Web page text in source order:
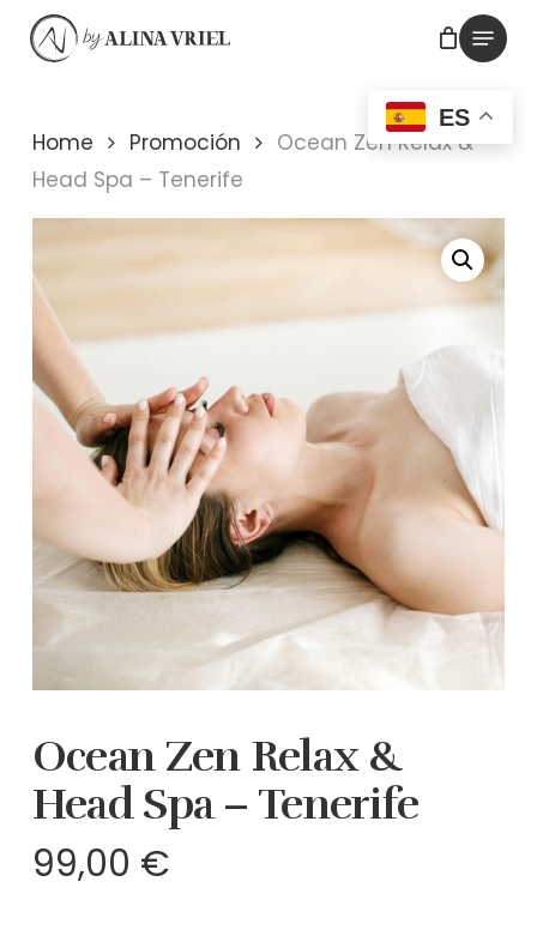
Skip
Menu
Home Promoción
Ocean Zen Relax &
Head Spa – Tenerife
Ocean Zen Relax &
Head Spa – Tenerife
99,00 €
ES